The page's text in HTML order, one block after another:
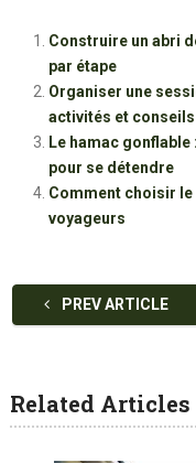
Construire un abri
par étape
Organiser une
activités et conseils
Le hamac
pour se détendre
Comment choisir le
voyageurs
PREV ARTICLE
Related Articles